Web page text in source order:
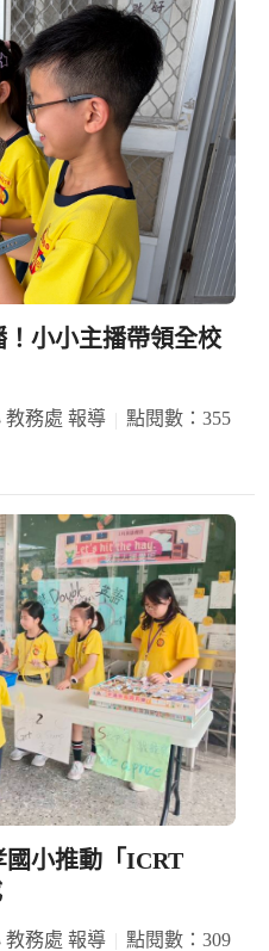
小小主播帶領全校
教務處 報導
點閱數：355
小推動「ICRT
教務處 報導
點閱數：309